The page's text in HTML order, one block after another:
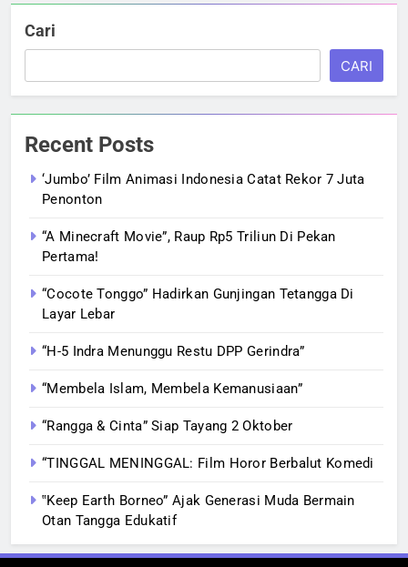
Cari
CARI
Recent Posts
‘Jumbo’ Film Animasi Indonesia Catat Rekor 7 Juta
Penonton
“A Minecraft Movie”, Raup Rp5 Triliun Di Pekan
Pertama!
“Cocote Tonggo” Hadirkan Gunjingan Tetangga Di
Layar Lebar
“H-5 Indra Menunggu Restu DPP Gerindra”
“Membela Islam, Membela Kemanusiaan”
“Rangga & Cinta” Siap Tayang 2 Oktober
“TINGGAL MENINGGAL: Film Horor Berbalut Komedi
‟Keep Earth Borneo” Ajak Generasi Muda Bermain
Otan Tangga Edukatif